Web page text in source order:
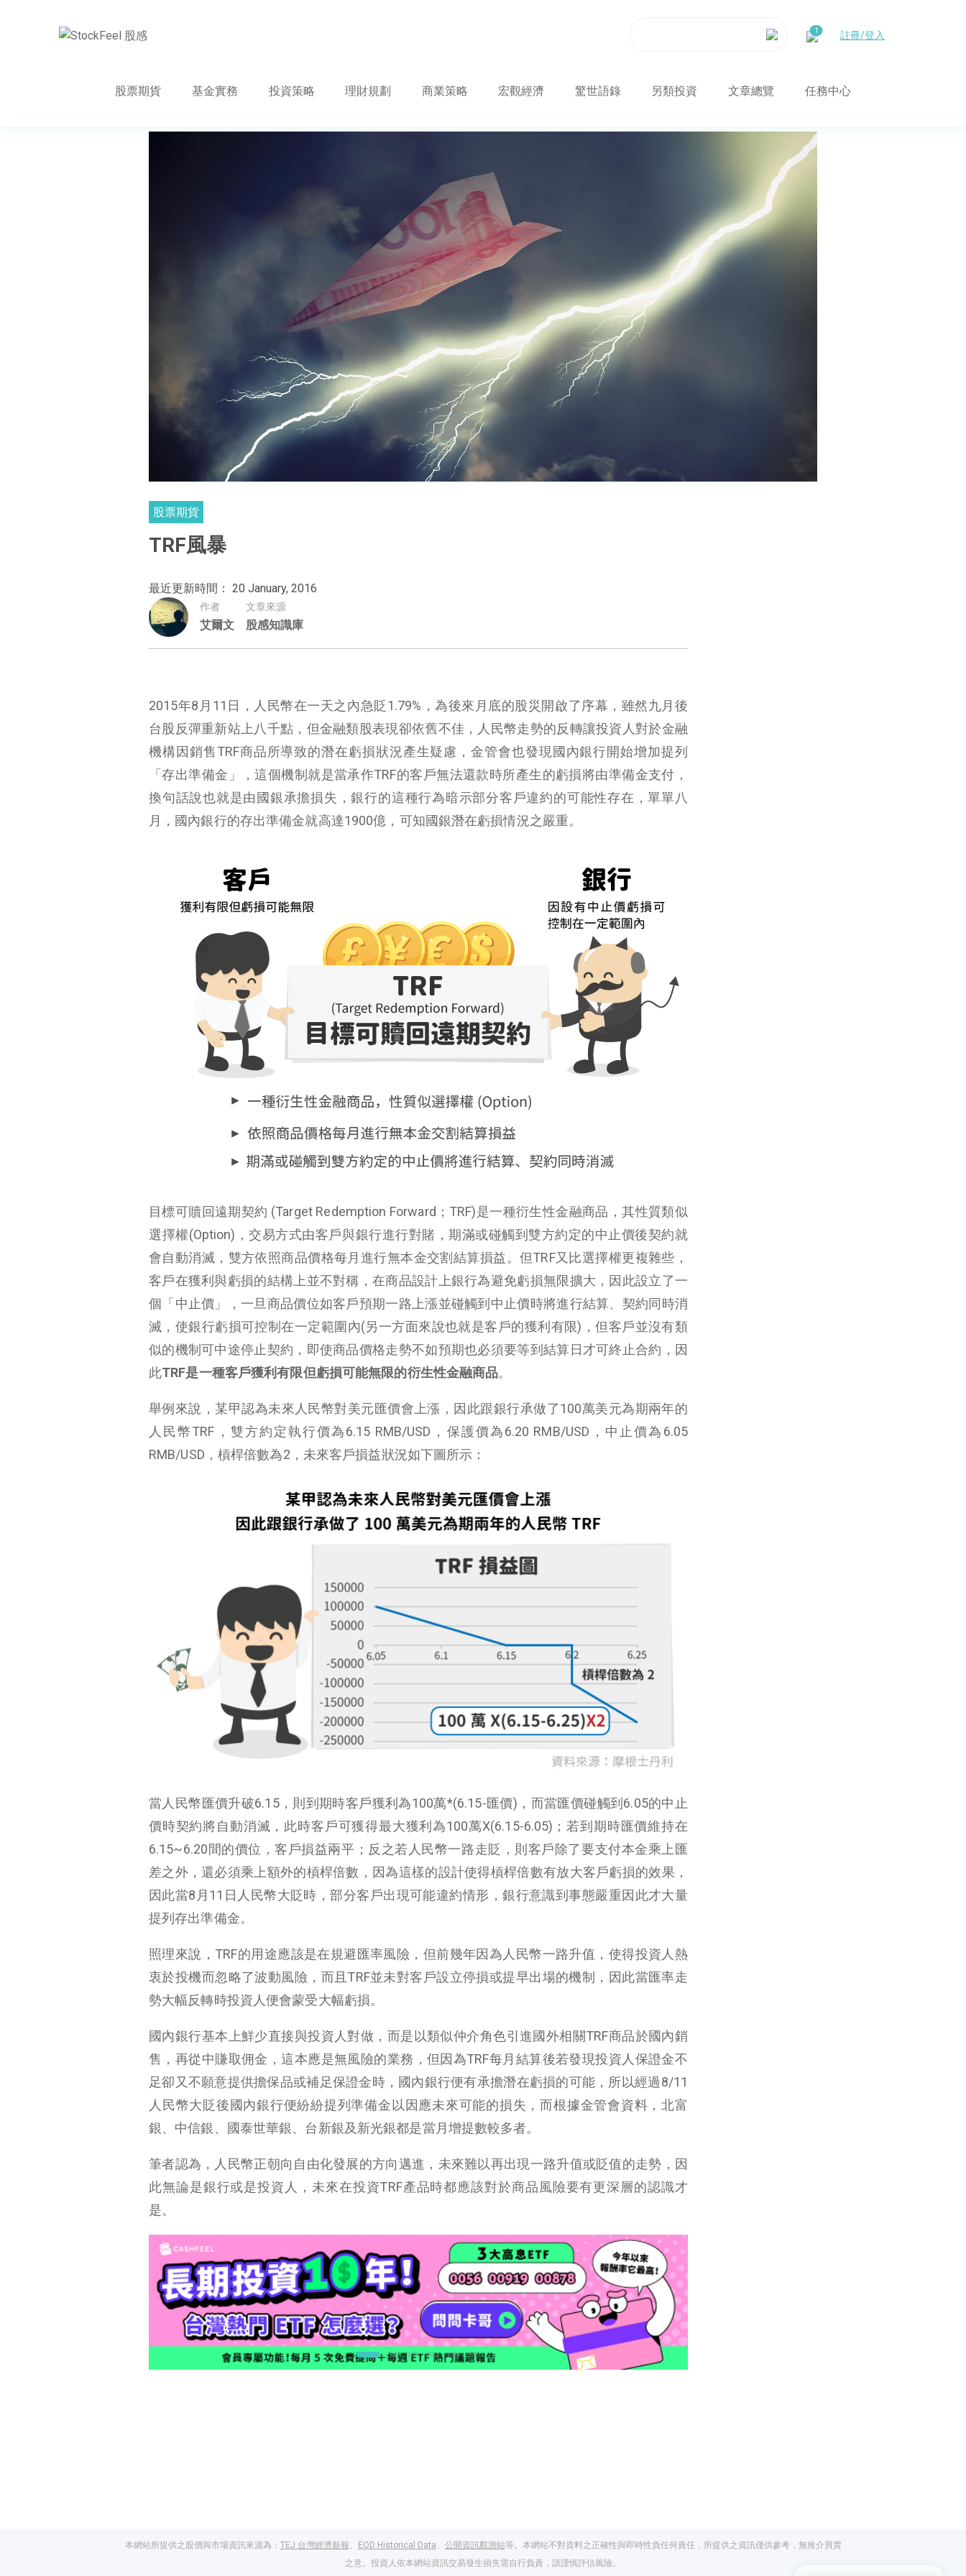
註冊/登入
股票期貨 基金實務 投資策略 理財規劃 商業策略 宏觀經濟 驚世語錄 另類投資 文章總覽 任務中心
股票期貨
TRF風暴
最近更新時間： 20 January, 2016
作者
艾爾文
文章來源
股感知識庫
2015年8月11日，人民幣在一天之內急貶1.79%，為後來月底的股災開啟了序幕，雖然九月後
台股反彈重新站上八千點，但金融類股表現卻依舊不佳，人民幣走勢的反轉讓投資人對於金融
機構因銷售TRF商品所導致的潛在虧損狀況產生疑慮，金管會也發現國內銀行開始增加提列
「存出準備金」，這個機制就是當承作TRF的客戶無法還款時所產生的虧損將由準備金支付，
換句話說也就是由國銀承擔損失，銀行的這種行為暗示部分客戶違約的可能性存在，單單八
月，國內銀行的存出準備金就高達1900億，可知國銀潛在虧損情況之嚴重。
目標可贖回遠期契約 (Target Redemption Forward；TRF)是一種衍生性金融商品，其性質類似
選擇權(Option)，交易方式由客戶與銀行進行對賭，期滿或碰觸到雙方約定的中止價後契約就
會自動消滅，雙方依照商品價格每月進行無本金交割結算損益。但TRF又比選擇權更複雜些，
客戶在獲利與虧損的結構上並不對稱，在商品設計上銀行為避免虧損無限擴大，因此設立了一
個「中止價」，一旦商品價位如客戶預期一路上漲並碰觸到中止價時將進行結算、契約同時消
滅，使銀行虧損可控制在一定範圍內(另一方面來說也就是客戶的獲利有限)，但客戶並沒有類
似的機制可中途停止契約，即使商品價格走勢不如預期也必須要等到結算日才可終止合約，因
此TRF是一種客戶獲利有限但虧損可能無限的衍生性金融商品。
舉例來說，某甲認為未來人民幣對美元匯價會上漲，因此跟銀行承做了100萬美元為期兩年的
人民幣TRF，雙方約定執行價為6.15 RMB/USD，保護價為6.20 RMB/USD，中止價為6.05
RMB/USD，槓桿倍數為2，未來客戶損益狀況如下圖所示：
當人民幣匯價升破6.15，則到期時客戶獲利為100萬*(6.15-匯價)，而當匯價碰觸到6.05的中止
價時契約將自動消滅，此時客戶可獲得最大獲利為100萬X(6.15-6.05)；若到期時匯價維持在
6.15~6.20間的價位，客戶損益兩平；反之若人民幣一路走貶，則客戶除了要支付本金乘上匯
差之外，還必須乘上額外的槓桿倍數，因為這樣的設計使得槓桿倍數有放大客戶虧損的效果，
因此當8月11日人民幣大貶時，部分客戶出現可能違約情形，銀行意識到事態嚴重因此才大量
提列存出準備金。
照理來說，TRF的用途應該是在規避匯率風險，但前幾年因為人民幣一路升值，使得投資人熱
衷於投機而忽略了波動風險，而且TRF並未對客戶設立停損或提早出場的機制，因此當匯率走
勢大幅反轉時投資人便會蒙受大幅虧損。
國內銀行基本上鮮少直接與投資人對做，而是以類似仲介角色引進國外相關TRF商品於國內銷
售，再從中賺取佣金，這本應是無風險的業務，但因為TRF每月結算後若發現投資人保證金不
足卻又不願意提供擔保品或補足保證金時，國內銀行便有承擔潛在虧損的可能，所以經過8/11
人民幣大貶後國內銀行便紛紛提列準備金以因應未來可能的損失，而根據金管會資料，北富
銀、中信銀、國泰世華銀、台新銀及新光銀都是當月增提數較多者。
筆者認為，人民幣正朝向自由化發展的方向邁進，未來難以再出現一路升值或貶值的走勢，因
此無論是銀行或是投資人，未來在投資TRF產品時都應該對於商品風險要有更深層的認識才
是。
本網站所提供之股價與市場資訊來源為： TEJ 台灣經濟新報、 EOD Historical Data、 公開資訊觀測站等。本網站不對資料之正確性與即時性負任何責任，所提供之資訊僅供參考，無推介買賣
之意。投資人依本網站資訊交易發生損失需自行負責，請謹慎評估風險。